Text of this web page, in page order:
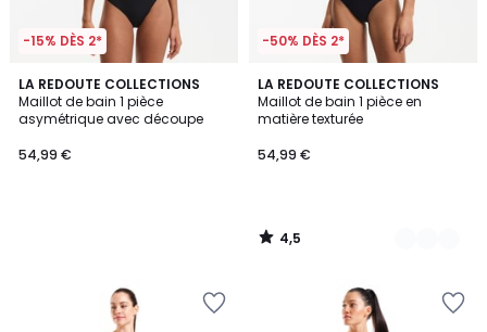
-15% DÈS 2*
LA REDOUTE COLLECTIONS
Maillot de bain 1 pièce
asymétrique avec découpe
54,99 €
-50% DÈS 2*
LA REDOUTE COLLECTIONS
Maillot de bain 1 pièce en
matière texturée
54,99 €
4,5
/ 5
2
Couleurs
4,5
/